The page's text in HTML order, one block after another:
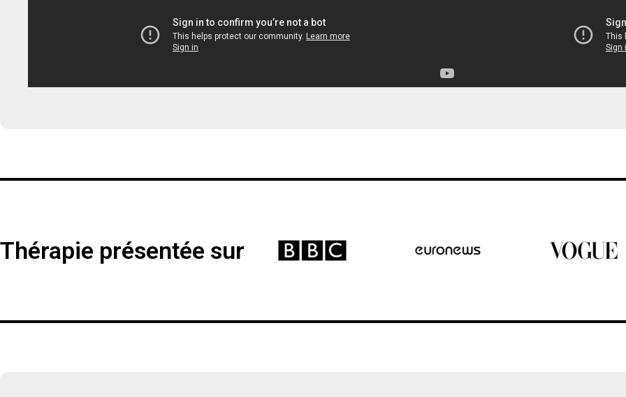
Thérapie présentée sur